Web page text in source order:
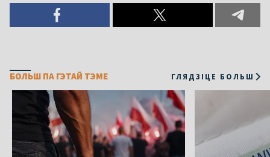
БОЛЬШ ПА ГЭТАЙ ТЭМЕ ГЛЯДЗІЦЕ БОЛЬШ